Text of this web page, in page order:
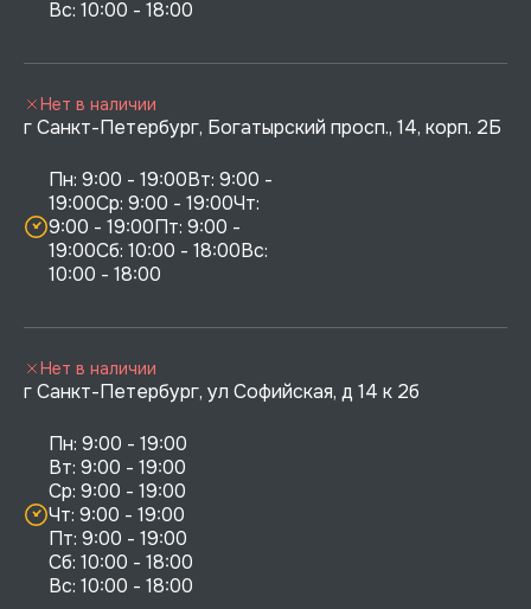
г Санкт-Петербург, Богатырский просп., 14, корп. 2Б
Пн: 9:00 - 19:00Вт: 9:00 -
19:00Ср: 9:00 - 19:00Чт:
9:00 - 19:00Пт: 9:00 -
19:00Сб: 10:00 - 18:00Вс:
10:00 - 18:00
Нет в наличии
г Санкт-Петербург, ул Софийская, д 14 к 2б
Пн: 9:00 - 19:00
Вт: 9:00 - 19:00
Ср: 9:00 - 19:00
Чт: 9:00 - 19:00
Пт: 9:00 - 19:00
Сб: 10:00 - 18:00
Нет в наличии